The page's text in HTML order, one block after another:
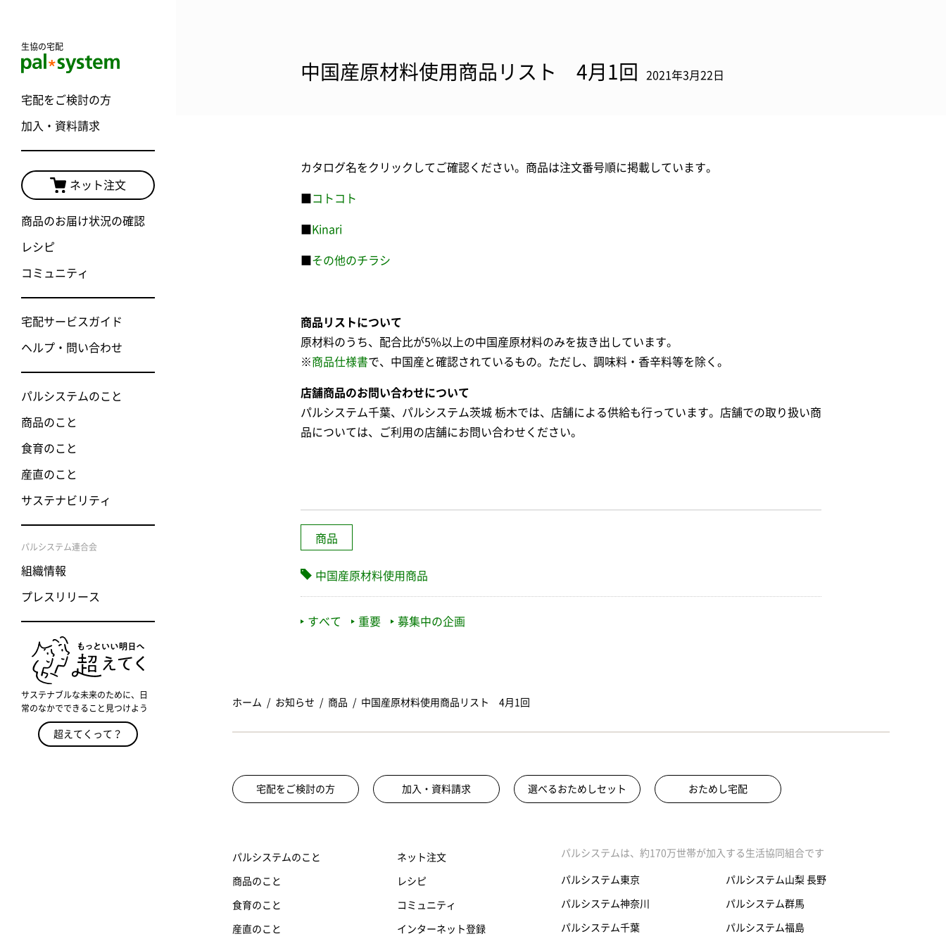
生協の宅配
宅配をご検討の方
加入・資料請求
ネット注文
商品のお届け状況の確認
レシピ
コミュニティ
宅配サービスガイド
ヘルプ・問い合わせ
パルシステムのこと
商品のこと
食育のこと
産直のこと
サステナビリティ
パルシステム連合会
組織情報
プレスリリース
サステナブルな未来のために、日
常のなかでできること見つけよう
超えてくって？
中国産原材料使用商品リスト 4月1回 2021年3月22日
カタログ名をクリックしてご確認ください。商品は注文番号順に掲載しています。
コトコト
Kinari
その他のチラシ
商品リストについて
原材料のうち、配合比が5%以上の中国産原材料のみを抜き出しています。
※商品仕様書で、中国産と確認されているもの。ただし、調味料・香辛料等を除く。
店舗商品のお問い合わせについて
パルシステム千葉、パルシステム茨城 栃木では、店舗による供給も行っています。店舗での取り扱い商
品については、ご利用の店舗にお問い合わせください。
商品
中国産原材料使用商品
すべて 重要 募集中の企画
ホーム お知らせ 商品 中国産原材料使用商品リスト 4月1回
宅配をご検討の方 加入・資料請求 選べるおためしセット おためし宅配
パルシステムのこと
商品のこと
食育のこと
産直のこと
ネット注文
レシピ
コミュニティ
インターネット登録
パルシステムは、約170万世帯が加入する生活協同組合です
パルシステム東京
パルシステム神奈川
パルシステム千葉
パルシステム山梨 長野
パルシステム群馬
パルシステム福島